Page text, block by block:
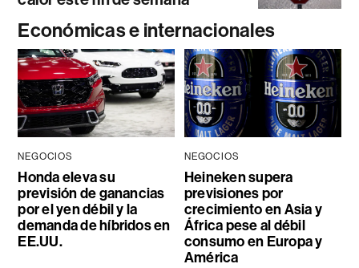
Económicas e internacionales
NEGOCIOS
Honda eleva su
previsión de ganancias
por el yen débil y la
demanda de híbridos en
EE.UU.
NEGOCIOS
Heineken supera
previsiones por
crecimiento en Asia y
África pese al débil
consumo en Europa y
América